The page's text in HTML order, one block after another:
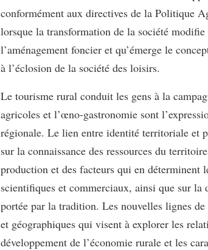
conformément aux directives de la Politique
lorsque la transformation de la société
l’aménagement foncier et qu’émerge le
à l’éclosion de la société des loisirs.
Le tourisme rural conduit les gens à la
agricoles et l’œno-gastronomie sont
régionale. Le lien entre identité territoriale et
sur la connaissance des ressources du
production et des facteurs qui en déterminent
scientifiques et commerciaux, ainsi que sur la
portée par la tradition. Les nouvelles lignes
et géographiques qui visent à explorer les
développement de l’économie rurale et les